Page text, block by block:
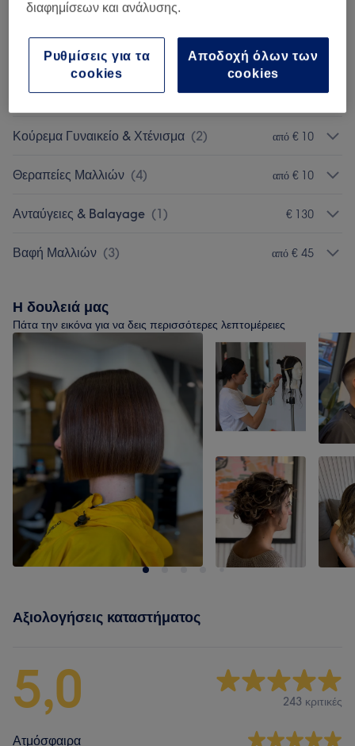
Χτένισμα
Αποτρίχωση Με Κλωστή Πρόσωπο (3) από € 7
Τεχνικές Εργασίες (5) από € 28
Κούρεμα Γυναικείο & Χτένισμα (2) από € 10
Θεραπείες Μαλλιών (4) από € 10
Ανταύγειες & Balayage (1) € 130
Βαφή Μαλλιών (3) από € 45
Η δουλειά μας
Πάτα την εικόνα για να δεις περισσότερες λεπτομέρειες
Αξιολογήσεις καταστήματος
5,0 243 κριτικές
Ατμόσφαιρα
διαφημίσεων και ανάλυσης.
Αποδοχή όλων των
cookies
Ρυθμίσεις για τα
cookies